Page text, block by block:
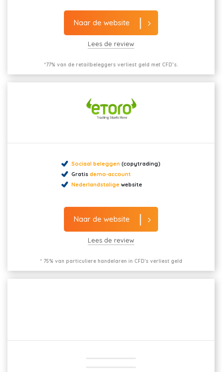
Naar de website
Lees de review
*77% van de retailbeleggers verliest geld met CFD’s.
Sociaal beleggen (copytrading)
Gratis demo-account
Nederlandstalige website
Naar de website
Lees de review
* 75% van particuliere handelaren in CFD's verliest geld